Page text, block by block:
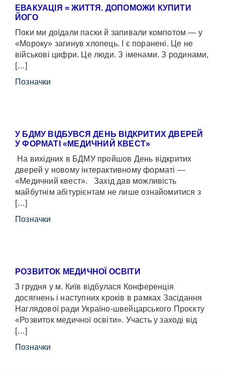
ЕВАКУАЦІЯ = ЖИТТЯ. ДОПОМОЖИ КУПИТИ
ЙОГО
Поки ми доїдали паски й запивали компотом — у
«Мороку» загинув хлопець. І є поранені. Це не
військові цифри. Це люди. З іменами. З родинами,
[…]
Позначки
У БДМУ ВІДБУВСЯ ДЕНЬ ВІДКРИТИХ ДВЕРЕЙ
У ФОРМАТІ «МЕДИЧНИЙ КВЕСТ»
На вихідних в БДМУ пройшов День відкритих
дверей у новому інтерактивному форматі —
«Медичний квест». Захід дав можливість
майбутнім абітурієнтам не лише ознайомитися з
[…]
Позначки
РОЗВИТОК МЕДИЧНОЇ ОСВІТИ
3 грудня у м. Київ відбулася Конференція
досягнень і наступних кроків в рамках Засідання
Наглядової ради Україно-швейцарського Проєкту
«Розвиток медичної освіти». Участь у заході від
[…]
Позначки